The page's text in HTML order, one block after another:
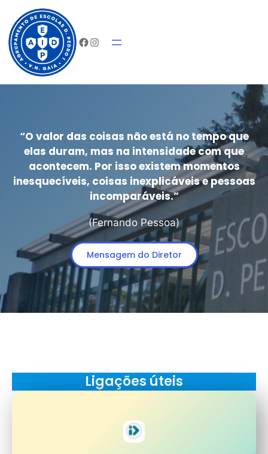
Saltar
para
conteúdo
Facebook
Instagram
“O valor das coisas não está no tempo que
elas duram, mas na intensidade com que
acontecem. Por isso existem momentos
inesquecíveis, coisas inexplicáveis e pessoas
incomparáveis.”
(Fernando Pessoa)
Mensagem do Diretor
Ligações úteis